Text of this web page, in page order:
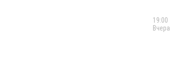
19:00
Вчера